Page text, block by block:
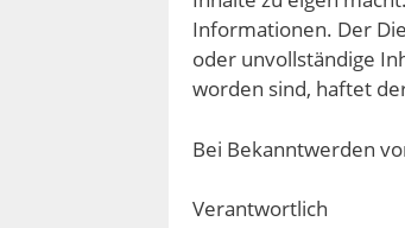
Informationen. Der
oder unvollständige
worden sind, haftet
Bei Bekanntwerden
Verantwortlich